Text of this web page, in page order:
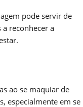
pode servir de
reconhecer a
ao se maquiar de
especialmente em se